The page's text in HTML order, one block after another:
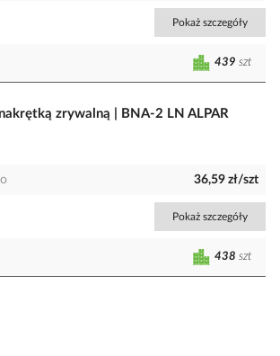
Pokaż szczegóły
439 szt
zrywalną | BNA-2 LN ALPAR
36,59 zł/szt
Pokaż szczegóły
438 szt